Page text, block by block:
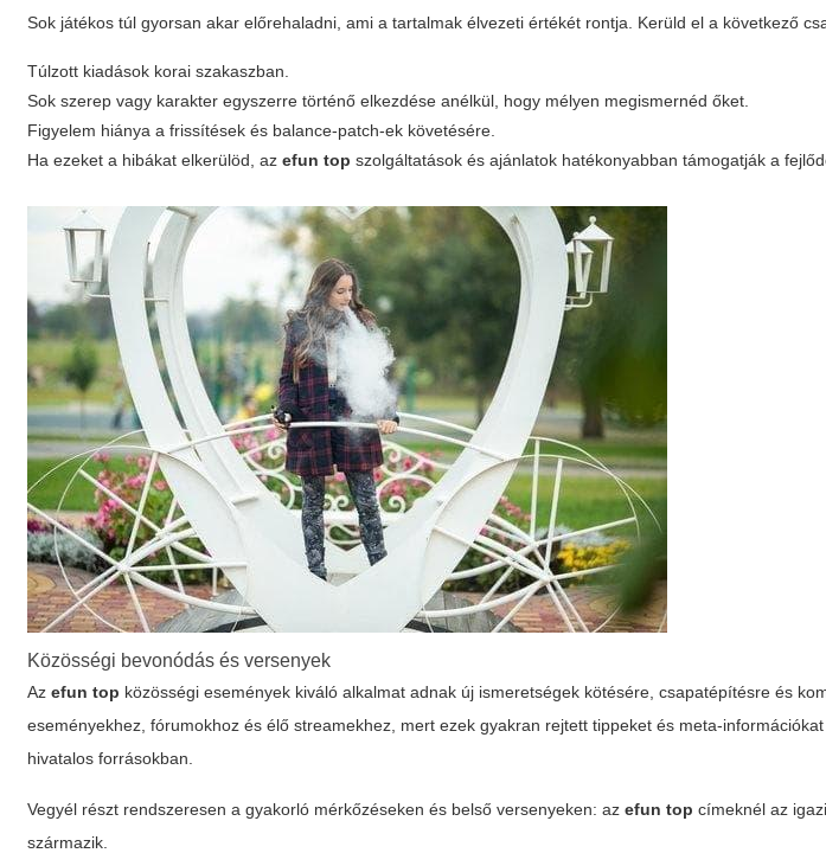
Sok játékos túl gyorsan akar előrehaladni, ami a tartalmak élvezeti értékét rontja. Kerüld el a következő
Túlzott kiadások korai szakaszban.
Sok szerep vagy karakter egyszerre történő elkezdése anélkül, hogy mélyen megismernéd őket.
Figyelem hiánya a frissítések és balance-patch-ek követésére.
Ha ezeket a hibákat elkerülöd, azefun top szolgáltatások és ajánlatok hatékonyabban támogatják a
Közösségi bevonódás és versenyek
Azefun top közösségi események kiváló alkalmat adnak új ismeretségek kötésére, csapatépítésre és
eseményekhez, fórumokhoz és élő streamekhez, mert ezek gyakran rejtett tippeket és meta-
hivatalos forrásokban.
Vegyél részt rendszeresen a gyakorló mérkőzéseken és belső versenyeken: azefun top címeknél az
származik.